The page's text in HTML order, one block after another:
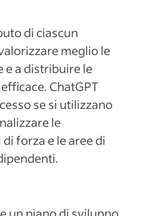
di ciascun
meglio le
e a distribuire le
ChatGPT
se si utilizzano
le
forza e le aree di